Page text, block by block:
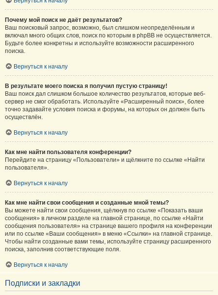
Почему мой поиск не даёт результатов?
Ваш поисковый запрос, возможно, был слишком неопределённым и
включал много общих слов, поиск по которым в phpBB не осуществляется.
Будьте более конкретны и используйте возможности расширенного
поиска.
Вернуться к началу
В результате моего поиска я получил пустую страницу!
Ваш поиск дал слишком большое количество результатов, которые веб-
сервер не смог обработать. Используйте «Расширенный поиск», более
точно задавайте условия поиска и форумы, на которых он должен быть
осуществлён.
Вернуться к началу
Как мне найти пользователя конференции?
Перейдите на страницу «Пользователи» и щёлкните по ссылке «Найти
пользователя».
Вернуться к началу
Как мне найти свои сообщения и созданные мной темы?
Вы можете найти свои сообщения, щёлкнув по ссылке «Показать ваши
сообщения» в личном разделе на главной странице, по ссылке «Найти
сообщения пользователя» на странице вашего профиля на конференции
или по ссылке «Ваши сообщения» в меню «Ссылки» на главной странице.
Чтобы найти созданные вами темы, используйте страницу расширенного
поиска, заполнив соответствующие поля.
Вернуться к началу
Подписки и закладки